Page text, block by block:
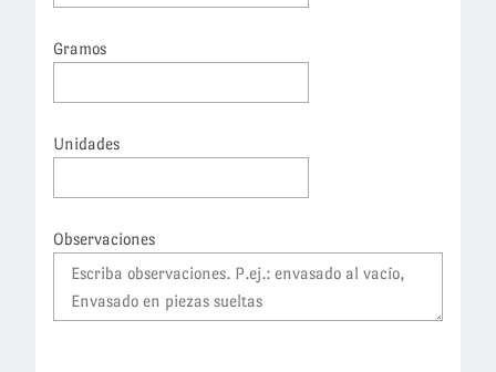
Gramos
Unidades
Observaciones